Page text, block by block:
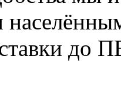
до